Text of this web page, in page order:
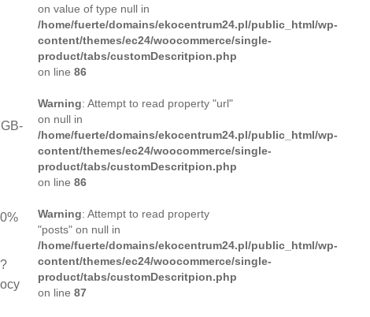
on value of type null in
/home/fuerte/domains/ekocentrum24.pl/public_html/wp-
content/themes/ec24/woocommerce/single-
product/tabs/customDescritpion.php
on line 86
Warning: Attempt to read property "url"
on null in
/home/fuerte/domains/ekocentrum24.pl/public_html/wp-
content/themes/ec24/woocommerce/single-
product/tabs/customDescritpion.php
on line 86
Warning: Attempt to read property
"posts" on null in
/home/fuerte/domains/ekocentrum24.pl/public_html/wp-
content/themes/ec24/woocommerce/single-
product/tabs/customDescritpion.php
on line 87